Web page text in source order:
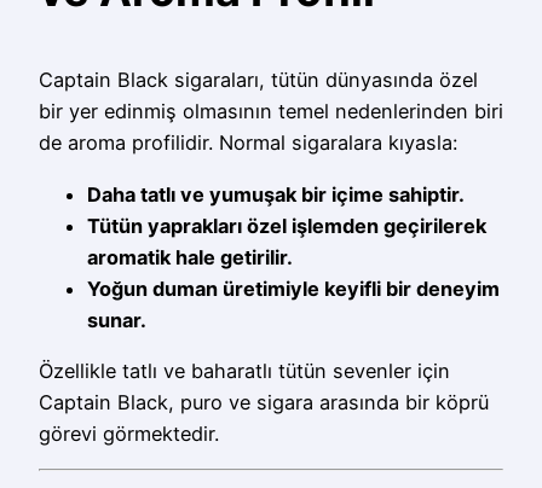
Captain Black sigaraları, tütün dünyasında özel
bir yer edinmiş olmasının temel nedenlerinden biri
de aroma profilidir. Normal sigaralara kıyasla:
Daha tatlı ve yumuşak bir içime sahiptir.
Tütün yaprakları özel işlemden geçirilerek
aromatik hale getirilir.
Yoğun duman üretimiyle keyifli bir deneyim
sunar.
Özellikle tatlı ve baharatlı tütün sevenler için
Captain Black, puro ve sigara arasında bir köprü
görevi görmektedir.